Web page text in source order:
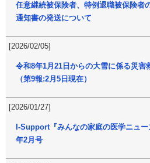
任意継続被保険者、特例退職被保険者
通知書の発送について
[2026/02/05]
令和8年1月21日からの大雪に係る災害
（第9報:2月5日現在）
[2026/01/27]
I-Support『みんなの家庭の医学ニュ
年2月号